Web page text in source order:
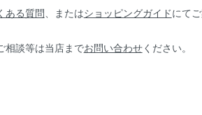
ある質問 、またはショッピングガイドにて
相談等は当店までお問い合わせください。